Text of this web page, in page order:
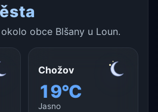
obce Blšany u Loun.
Chožov
19°C
Jasno